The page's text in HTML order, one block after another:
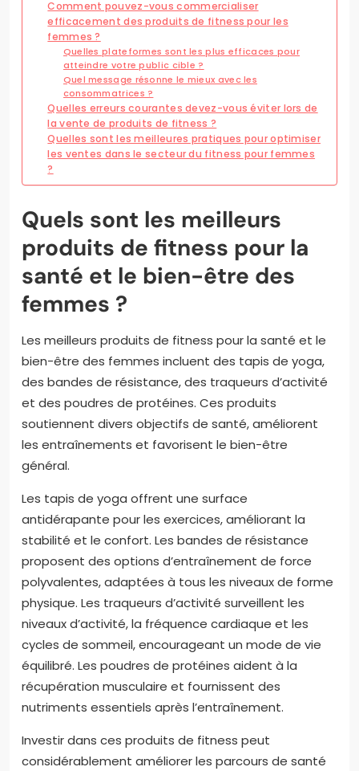
Comment pouvez-vous commercialiser
efficacement des produits de fitness pour les
femmes ?
Quelles plateformes sont les plus efficaces pour
atteindre votre public cible ?
Quel message résonne le mieux avec les
consommatrices ?
Quelles erreurs courantes devez-vous éviter lors de
la vente de produits de fitness ?
Quelles sont les meilleures pratiques pour optimiser
les ventes dans le secteur du fitness pour femmes
?
Quels sont les meilleurs
produits de fitness pour la
santé et le bien-être des
femmes ?
Les meilleurs produits de fitness pour la santé et le
bien-être des femmes incluent des tapis de yoga,
des bandes de résistance, des traqueurs d’activité
et des poudres de protéines. Ces produits
soutiennent divers objectifs de santé, améliorent
les entraînements et favorisent le bien-être
général.
Les tapis de yoga offrent une surface
antidérapante pour les exercices, améliorant la
stabilité et le confort. Les bandes de résistance
proposent des options d’entraînement de force
polyvalentes, adaptées à tous les niveaux de forme
physique. Les traqueurs d’activité surveillent les
niveaux d’activité, la fréquence cardiaque et les
cycles de sommeil, encourageant un mode de vie
équilibré. Les poudres de protéines aident à la
récupération musculaire et fournissent des
nutriments essentiels après l’entraînement.
Investir dans ces produits de fitness peut
considérablement améliorer les parcours de santé